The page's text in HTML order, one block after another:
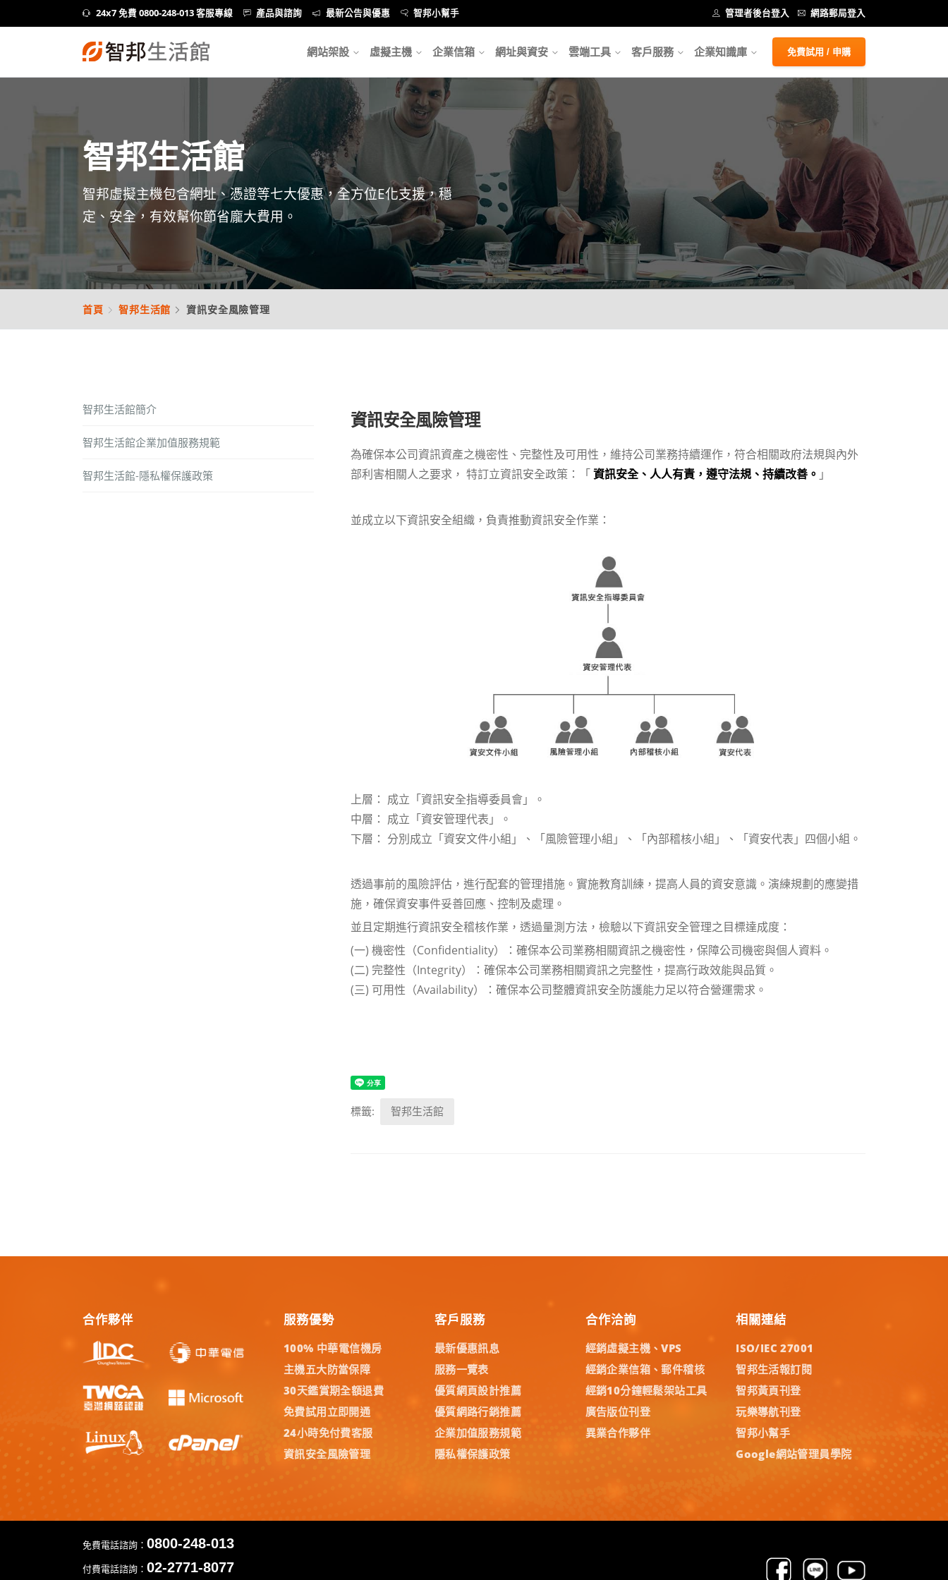
24x7 免費 0800-248-013 客服專線 產品與諮詢 最新公告與優惠 智邦小幫手 管理者後台登入 網路郵局登入
網站架設 虛擬主機 企業信箱 網址與資安 雲端工具 客戶服務 企業知識庫 免費試用 / 申購
智邦生活館
智邦虛擬主機包含網址、憑證等七大優惠，全方位E化支援，穩
定、安全，有效幫你節省龐大費用。
首頁 智邦生活館 資訊安全風險管理
智邦生活館簡介
智邦生活館企業加值服務規範
智邦生活館-隱私權保護政策
資訊安全風險管理
為確保本公司資訊資產之機密性、完整性及可用性，維持公司業務持續運作，符合相關政府法規與內外
部利害相關人之要求， 特訂立資訊安全政策：「 資訊安全、人人有責，遵守法規、持續改善。 」
並成立以下資訊安全組織，負責推動資訊安全作業：
上層： 成立「資訊安全指導委員會」。
中層： 成立「資安管理代表」。
下層： 分別成立「資安文件小組」、「風險管理小組」、「內部稽核小組」、「資安代表」四個小組。
透過事前的風險評估，進行配套的管理措施。實施教育訓練，提高人員的資安意識。演練規劃的應變措
施，確保資安事件妥善回應、控制及處理。
並且定期進行資訊安全稽核作業，透過量測方法，檢驗以下資訊安全管理之目標達成度：
(一) 機密性（Confidentiality）：確保本公司業務相關資訊之機密性，保障公司機密與個人資料。
(二) 完整性（Integrity）：確保本公司業務相關資訊之完整性，提高行政效能與品質。
(三) 可用性（Availability）：確保本公司整體資訊安全防護能力足以符合營運需求。
標籤: 智邦生活館
合作夥伴
服務優勢
100% 中華電信機房
主機五大防當保障
30天鑑賞期全額退費
免費試用立即開通
24小時免付費客服
資訊安全風險管理
客戶服務
最新優惠訊息
服務一覽表
優質網頁設計推薦
優質網路行銷推薦
企業加值服務規範
隱私權保護政策
合作洽詢
經銷虛擬主機、VPS
經銷企業信箱、郵件稽核
經銷10分鐘輕鬆架站工具
廣告版位刊登
異業合作夥伴
相關連結
ISO/IEC 27001
智邦生活報訂閱
智邦黃頁刊登
玩樂導航刊登
智邦小幫手
Google網站管理員學院
免費電話諮詢： 0800-248-013
付費電話諮詢： 02-2771-8077